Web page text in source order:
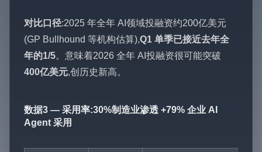
对比口径:2025 年全年 AI领域投融资约200亿美元
(GP Bullhound 等机构估算),Q1 单季已接近去年全
年的1/5。意味着2026 全年 AI投融资很可能突破
400亿美元,创历史新高。
数据3 — 采用率:30%制造业渗透 +79% 企业 AI
Agent 采用